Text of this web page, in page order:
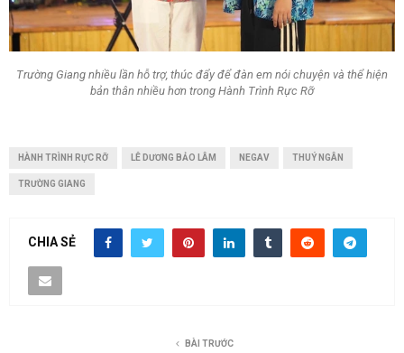
Trường Giang nhiều lần hỗ trợ, thúc đẩy để đàn em nói chuyện và thể hiện
bản thân nhiều hơn trong Hành Trình Rực Rỡ
HÀNH TRÌNH RỰC RỠ LÊ DƯƠNG BẢO LÂM NEGAV THUÝ NGÂN
TRƯỜNG GIANG
CHIA SẺ
BÀI TRƯỚC